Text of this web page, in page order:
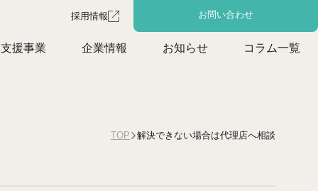
採用情報 お問い合わせ
援事業 企業情報 お知らせ コラム一覧
TOP 解決できない場合は代理店へ相談